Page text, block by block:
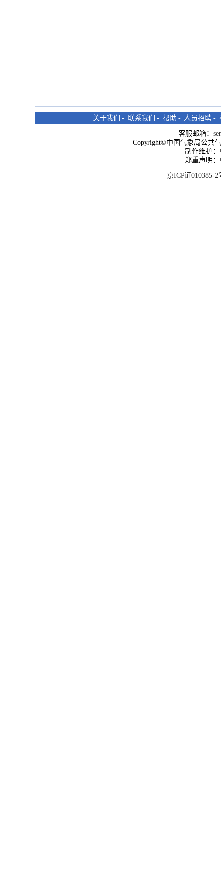
关于我们 - 联系我们 - 帮助 - 人员招聘 -
客服邮箱：
Copyright©中国气象局公共
制作维护
郑重声明
京ICP证010385-2